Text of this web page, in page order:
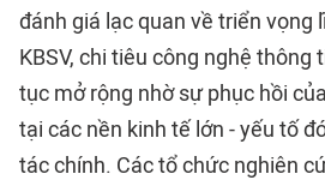
đánh giá lạc quan về triển vọng
KBSV, chi tiêu công nghệ thông
tục mở rộng nhờ sự phục hồi
tại các nền kinh tế lớn - yếu tố
tác chính. Các tổ chức nghiên